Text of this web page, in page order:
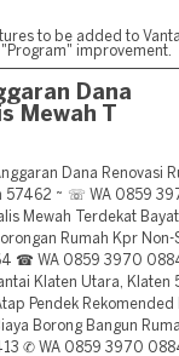
to be added to
improvement.
Dana
Mewah T
Dana Renovasi
57462 ~ ☏ WA 0859
Mewah Terdekat
Rumah Kpr Non-
☎ WA 0859 3970
Klaten Utara,
Pendek Rekomended
Borong Bangun
✆ WA 0859 3970